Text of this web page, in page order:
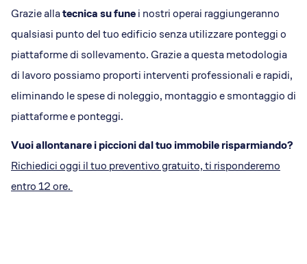
Grazie allatecnica su funei nostri operai raggiungeranno
qualsiasi punto del tuo edificio senza utilizzare ponteggi o
piattaforme di sollevamento. Grazie a questa metodologia
di lavoro possiamo proporti interventi professionali e rapidi,
eliminando le spese di noleggio, montaggio e smontaggio di
piattaforme e ponteggi.
Vuoi allontanare i piccioni dal tuo immobile risparmiando?
Richiedici oggi il tuo preventivo gratuito, ti risponderemo
entro 12 ore.